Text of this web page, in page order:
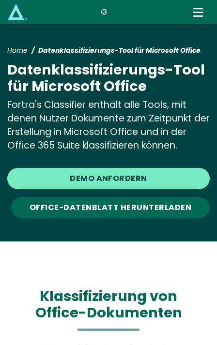
Home Datenklassifizierungs-Tool für Microsoft Office
Datenklassifizierungs-Tool
für Microsoft Office
Fortra's Classifier enthält alle Tools, mit
denen Nutzer Dokumente zum Zeitpunkt der
Erstellung in Microsoft Office und in der
Office 365 Suite klassifizieren können.
DEMO ANFORDERN
OFFICE-DATENBLATT HERUNTERLADEN
Klassifizierung von
Office-Dokumenten